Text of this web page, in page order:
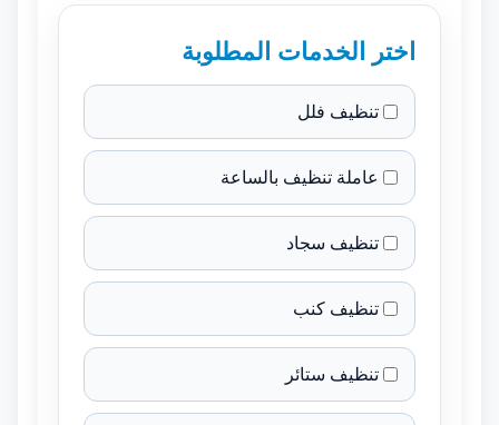
اختر الخدمات المطلوبة
تنظيف فلل
عاملة تنظيف بالساعة
تنظيف سجاد
تنظيف كنب
تنظيف ستائر